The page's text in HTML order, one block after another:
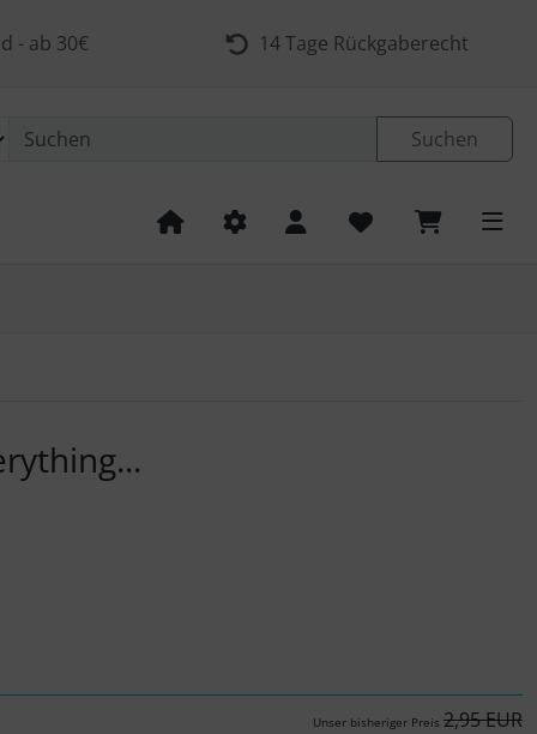
- ab 30€ 14 Tage Rückgaberecht
Suchen
Unser bisheriger Preis 2,95 EUR